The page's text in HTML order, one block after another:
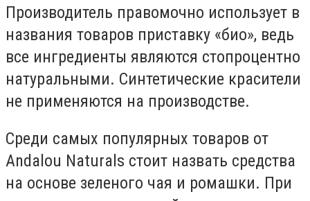
Производитель правомочно использует в
названия товаров приставку «био», ведь
все ингредиенты являются стопроцентно
натуральными. Синтетические красители
не применяются на производстве.
Среди самых популярных товаров от
Andalou Naturals стоит назвать средства
на основе зеленого чая и ромашки. При